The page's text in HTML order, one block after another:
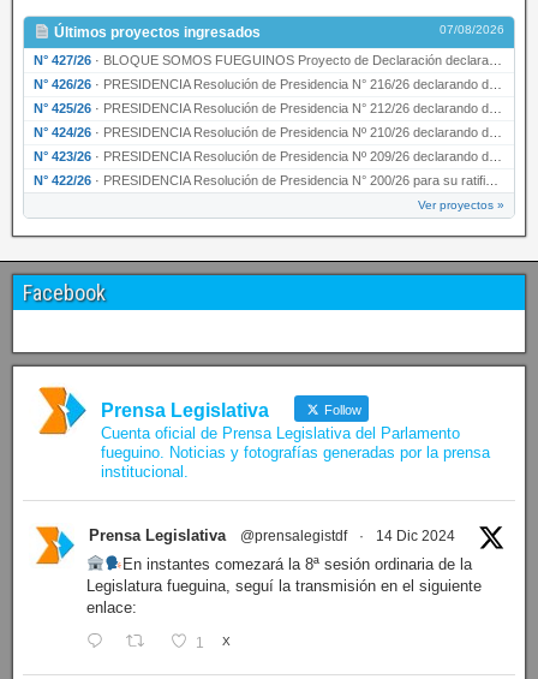
Últimos proyectos ingresados 07/08/2026
N° 427/26 · BLOQUE SOMOS FUEGUINOS Proyecto de Declaración declarando de interés provincial PRESIDENCI…
N° 426/26 · PRESIDENCIA Resolución de Presidencia N° 216/26 declarando de interés provincial la labor …
N° 425/26 · PRESIDENCIA Resolución de Presidencia N° 212/26 declarando de interés provincial el “50° A…
N° 424/26 · PRESIDENCIA Resolución de Presidencia Nº 210/26 declarando de interés provincial el proyec…
N° 423/26 · PRESIDENCIA Resolución de Presidencia Nº 209/26 declarando de interés provincial la presen…
N° 422/26 · PRESIDENCIA Resolución de Presidencia N° 200/26 para su ratificación.
Ver proyectos »
Facebook
Prensa Legislativa Follow
Cuenta oficial de Prensa Legislativa del Parlamento
fueguino. Noticias y fotografías generadas por la prensa
institucional.
Prensa Legislativa @prensalegistdf · 14 Dic 2024
En instantes comezará la 8ª sesión ordinaria de la
Legislatura fueguina, seguí la transmisión en el siguiente
enlace:
1 X